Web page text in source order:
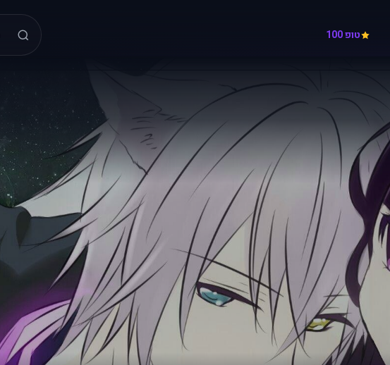
טופ 100